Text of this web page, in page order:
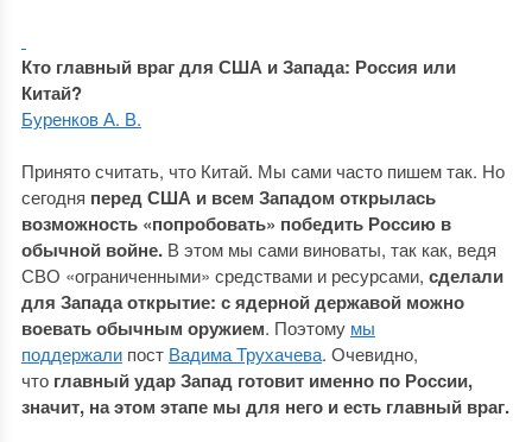
Кто главный враг для США и Запада: Россия или
Китай?
Буренков А. В.
Принято считать, что Китай. Мы сами часто пишем так. Но
сегодня перед США и всем Западом открылась
возможность «попробовать» победить Россию в
обычной войне.В этом мы сами виноваты, так как, ведя
СВО «ограниченными» средствами и ресурсами, сделали
для Запада открытие: с ядерной державой можно
воевать обычным оружием. Поэтому мы
поддержалипост Вадима Трухачева. Очевидно,
что главный удар Запад готовит именно по России,
значит, на этом этапе мы для него и есть главный враг.